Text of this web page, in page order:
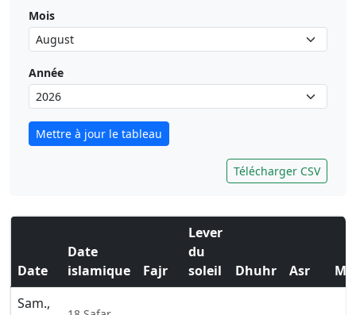
Mois
Année
Mettre à jour le tableau
Télécharger CSV
Date
Date
islamique
Fajr
Lever
du
soleil
Dhuhr Asr
Sam.,